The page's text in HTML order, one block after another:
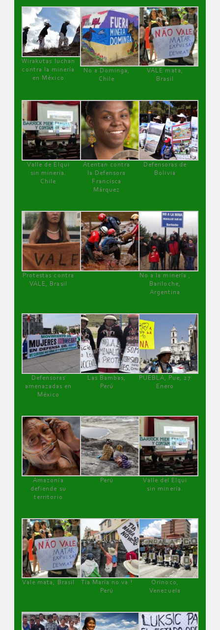
Wirakutas luchan
contra la minería
en México
No a Dominga,
Chile
VALE mata,
Brasil
Valle de Elqui
sin minería.
Chile
Atentan contra
la Defensora
Francisca
Márquez
Defensoras de
Bolivia
Protestas contra
VALE, Brasil
No a la minería ,
Bariloche,
Argentina
Defensoras
amenazadas en
México
Las Bambas,
Perú
PUEBLA, Pue, 27
Enero
Amazonía
defiende su
territorio
Perú
Valle del Elqui
sin minería.
Vale mata, Brasil
Tía María no va !
Perú
Orinoco,
Venezuela